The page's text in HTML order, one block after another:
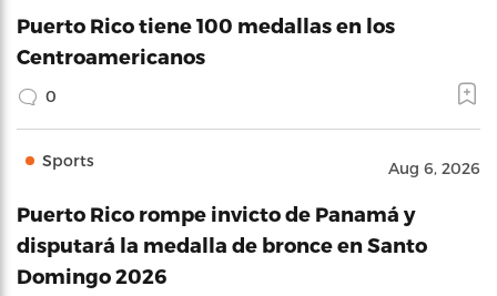
Puerto Rico tiene 100 medallas en los
Centroamericanos
0
Sports Aug 6, 2026
Puerto Rico rompe invicto de Panamá y
disputará la medalla de bronce en Santo
Domingo 2026